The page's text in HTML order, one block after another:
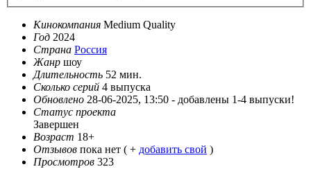
Кинокомпания Medium Quality
Год 2024
Страна Россия
Жанр шоу
Длительность 52 мин.
Сколько серий 4 выпуска
Обновлено 28-06-2025, 13:50 - добавлены 1-4 выпуски!
Статус проекта
Завершен
Возраст 18+
Отзывов пока нет ( + добавить свой )
Просмотров 323